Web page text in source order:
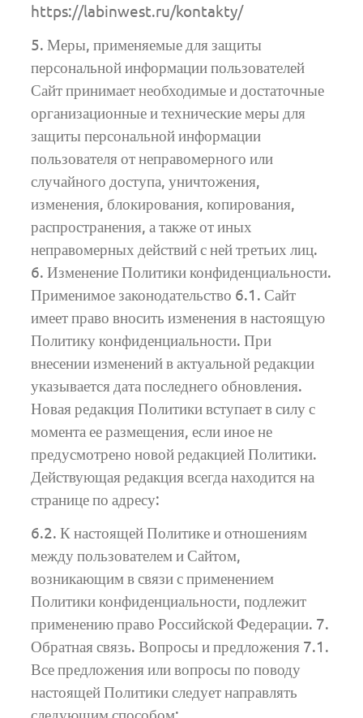
https://labinwest.ru/kontakty/
5. Меры, применяемые для защиты
персональной информации пользователей
Сайт принимает необходимые и достаточные
организационные и технические меры для
защиты персональной информации
пользователя от неправомерного или
случайного доступа, уничтожения,
изменения, блокирования, копирования,
распространения, а также от иных
неправомерных действий с ней третьих лиц.
6. Изменение Политики конфиденциальности.
Применимое законодательство 6.1. Сайт
имеет право вносить изменения в настоящую
Политику конфиденциальности. При
внесении изменений в актуальной редакции
указывается дата последнего обновления.
Новая редакция Политики вступает в силу с
момента ее размещения, если иное не
предусмотрено новой редакцией Политики.
Действующая редакция всегда находится на
странице по адресу:
6.2. К настоящей Политике и отношениям
между пользователем и Сайтом,
возникающим в связи с применением
Политики конфиденциальности, подлежит
применению право Российской Федерации. 7.
Обратная связь. Вопросы и предложения 7.1.
Все предложения или вопросы по поводу
настоящей Политики следует направлять
следующим способом: